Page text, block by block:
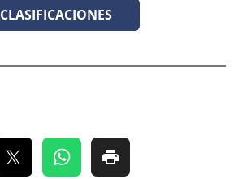
CLASIFICACIONES